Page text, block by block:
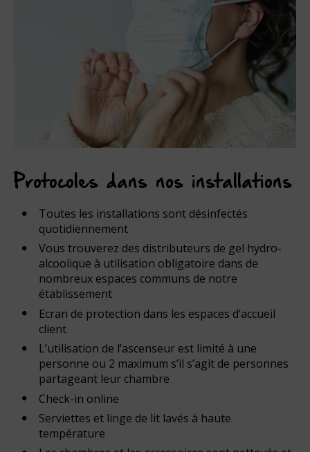
Protocoles dans nos installations
Toutes les installations sont désinfectés
quotidiennement
Vous trouverez des distributeurs de gel hydro-
alcoolique à utilisation obligatoire dans de
nombreux espaces communs de notre
établissement
Ecran de protection dans les espaces d’accueil
client
L’utilisation de l’ascenseur est limité à une
personne ou 2 maximum s’il s’agit de personnes
partageant leur chambre
Check-in online
Serviettes et linge de lit lavés à haute
température